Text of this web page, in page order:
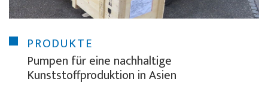
PRODUKTE
Pumpen für eine nachhaltige
Kunststoffproduktion in Asien